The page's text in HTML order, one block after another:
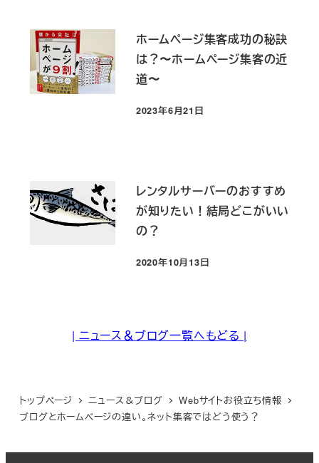
ホームページ集客成功の秘訣
は？〜ホームページ集客の近
道〜
投稿日
2023年6月21日
レンタルサーバーのおすすめ
が知りたい！結局どこがいい
の？
投稿日
2020年10月13日
| ニュース＆ブログ一覧へもどる |
トップページ ニュース＆ブログ
Webサイトお役立ち情報
ブログとホームページの違い。ネット集客ではどう使う？